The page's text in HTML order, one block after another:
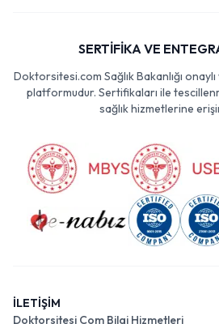
SERTİFİKA VE
Doktorsitesi.com Sağlık Bakanlığı
platformudur. Sertifikaları ile
sağlık hizmetlerine
İLETİŞİM
Doktorsitesi Com Bilgi Hizmetleri